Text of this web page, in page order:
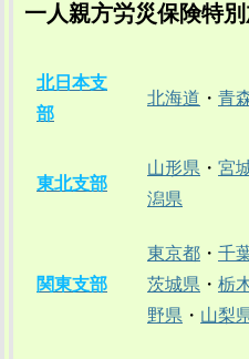
一人親方労災保険特
北日本支
部
北海道 ・ 青
東北支部
山形県 ・ 宮
潟県
関東支部
東京都 ・ 千
茨城県 ・ 栃
野県 ・ 山梨